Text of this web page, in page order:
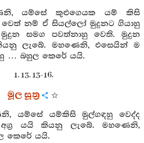
යම්සේ කුළුගෙයක යම් කිසි
වෙත් නම් ඒ සියල්ලෝ මුදුනට ගියාහු
සමග පවත්නාහු වෙති. මුදුන
ලැබේ. මහණෙනි, එසෙයින් ම
… බහුල කෙරේ යයි.
1. 13. 13-16.
මූල සූත්‍ර
යම්සේ යම්කිසි මුල්ගඳහු වෙද්ද
යයි කියනු ලැබේ. මහණෙනි,
කෙරේ යයි.